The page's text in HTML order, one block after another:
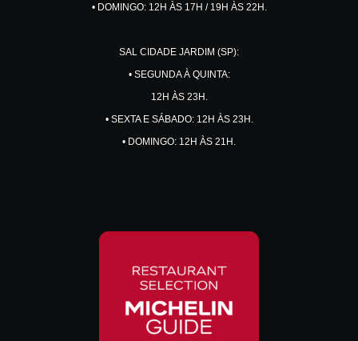
• DOMINGO: 12H ÀS 17H / 19H ÀS 22H.
SAL CIDADE JARDIM (SP):
• SEGUNDA À QUINTA:
12H ÀS 23H.
• SEXTA E SÁBADO: 12H ÀS 23H.
• DOMINGO: 12H ÀS 21H.